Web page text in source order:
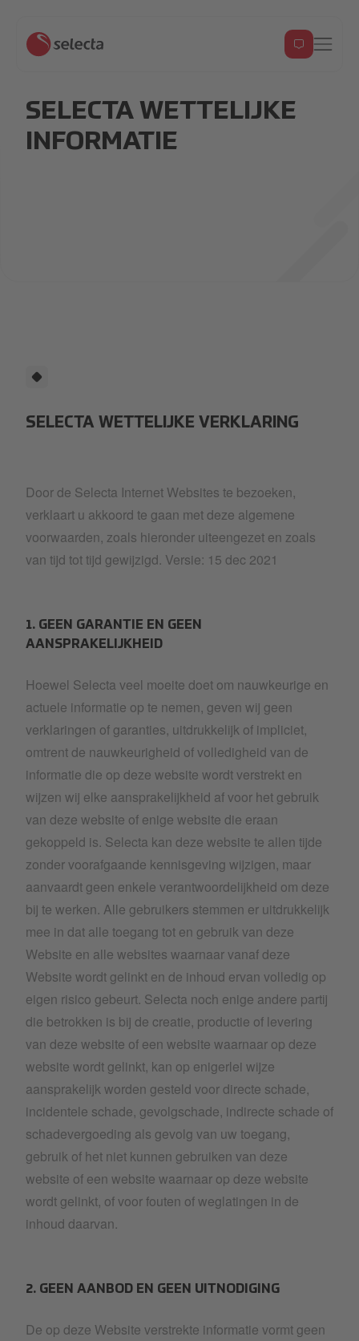
SELECTA WETTELIJKE
INFORMATIE
SELECTA WETTELIJKE VERKLARING
Door de Selecta Internet Websites te bezoeken,
verklaart u akkoord te gaan met deze algemene
voorwaarden, zoals hieronder uiteengezet en zoals
van tijd tot tijd gewijzigd. Versie: 15 dec 2021
1. GEEN GARANTIE EN GEEN
AANSPRAKELIJKHEID
Hoewel Selecta veel moeite doet om nauwkeurige en
actuele informatie op te nemen, geven wij geen
verklaringen of garanties, uitdrukkelijk of impliciet,
omtrent de nauwkeurigheid of volledigheid van de
informatie die op deze website wordt verstrekt en
wijzen wij elke aansprakelijkheid af voor het gebruik
van deze website of enige website die eraan
gekoppeld is. Selecta kan deze website te allen tijde
zonder voorafgaande kennisgeving wijzigen, maar
aanvaardt geen enkele verantwoordelijkheid om deze
bij te werken. Alle gebruikers stemmen er uitdrukkelijk
mee in dat alle toegang tot en gebruik van deze
Website en alle websites waarnaar vanaf deze
Website wordt gelinkt en de inhoud ervan volledig op
eigen risico gebeurt. Selecta noch enige andere partij
die betrokken is bij de creatie, productie of levering
van deze website of een website waarnaar op deze
website wordt gelinkt, kan op enigerlei wijze
aansprakelijk worden gesteld voor directe schade,
incidentele schade, gevolgschade, indirecte schade of
schadevergoeding als gevolg van uw toegang,
gebruik of het niet kunnen gebruiken van deze
website of een website waarnaar op deze website
wordt gelinkt, of voor fouten of weglatingen in de
inhoud daarvan.
2. GEEN AANBOD EN GEEN UITNODIGING
De op deze Website verstrekte informatie vormt geen